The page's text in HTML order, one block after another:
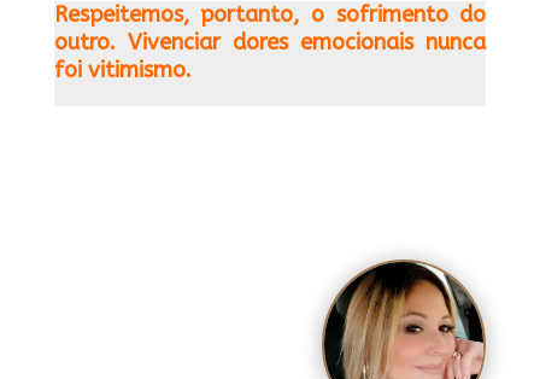
Respeitemos, portanto, o sofrimento do
outro. Vivenciar dores emocionais nunca
foi vitimismo.